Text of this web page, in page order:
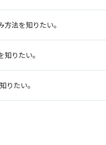
法を知りたい。
りたい。
りたい。